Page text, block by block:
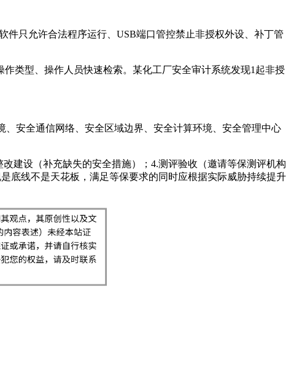
件只允许合法程序运行、USB端口管控禁止非授权外设、补丁管
类型、操作人员快速检索。某化工厂安全审计系统发现1起非授
安全通信网络、安全区域边界、安全计算环境、安全管理中心
建设（补充缺失的安全措施）；4.测评验收（邀请等保测评机构
底线不是天花板，满足等保要求的同时应根据实际威胁持续提升